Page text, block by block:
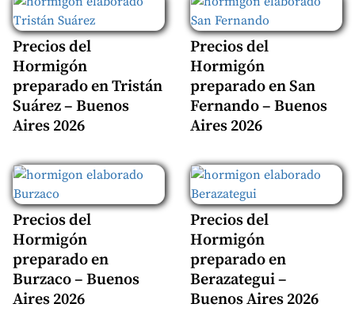
Precios del
Hormigón
preparado en Tristán
Suárez – Buenos
Aires 2026
Precios del
Hormigón
preparado en San
Fernando – Buenos
Aires 2026
Precios del
Hormigón
preparado en
Burzaco – Buenos
Aires 2026
Precios del
Hormigón
preparado en
Berazategui –
Buenos Aires 2026